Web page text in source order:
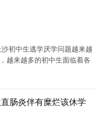
初中生逃学厌学问题越来越
越来越多的初中生面临着各
肠炎伴有糜烂该休学